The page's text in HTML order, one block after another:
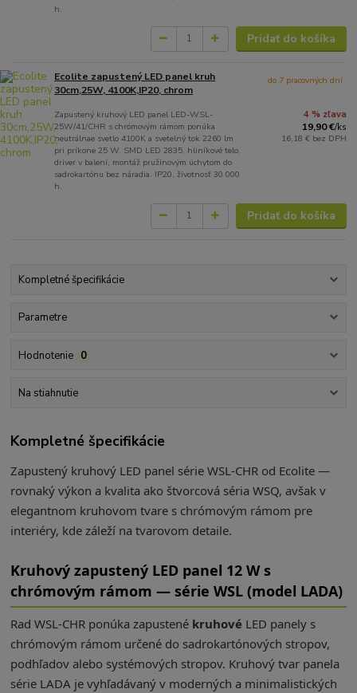
h.
Pridať do košíka
Ecolite zapustený LED panel kruh
30cm,25W, 4100K,IP20, chrom
Zapustený kruhový LED panel LED-WSL-
25W/41/CHR s chrómovým rámom ponúka
neutrálnae svetlo 4100K a svetelný tok 2260 lm
pri príkone 25 W. SMD LED 2835, hliníkové telo,
driver v balení, montáž pružinovým úchytom do
sadrokartónu bez náradia. IP20, životnosť 30 000
h.
4 % zľava
19,90 €/ks
16,18 € bez DPH
do 7 pracovných dní
Pridať do košíka
Kompletné špecifikácie
Parametre
Hodnotenie 0
Na stiahnutie
Kompletné špecifikácie
Zapustený kruhový LED panel série WSL-CHR od Ecolite —
rovnaký výkon a kvalita ako štvorcová séria WSQ, avšak v
elegantnom kruhovom tvare s chrómovým rámom pre
interiéry, kde záleží na tvarovom detaile.
Kruhový zapustený LED panel 12 W s
chrómovým rámom — série WSL (model LADA)
Rad WSL-CHR ponúka zapustené kruhové LED panely s
chrómovým rámom určené do sadrokartónových stropov,
podhľadov alebo systémových stropov. Kruhový tvar panela
série LADA je vyhľadávaný v moderných a minimalistických